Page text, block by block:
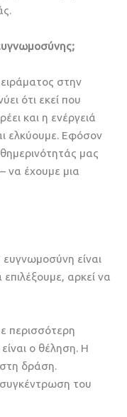
στην
ότι εκεί που
και η ενέργειά
ελκύουμε. Εφόσον
μας
να έχουμε μια
ευγνωμοσύνη είναι
αρκεί να
περισσότερη
ο θέληση. Η
στη δράση.
συγκέντρωση του